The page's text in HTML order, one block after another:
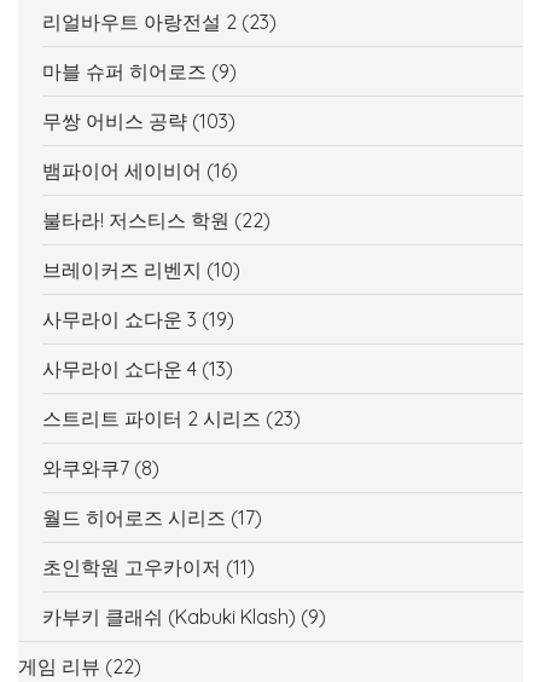
리얼바우트 아랑전설 2 (23)
마블 슈퍼 히어로즈 (9)
무쌍 어비스 공략 (103)
뱀파이어 세이비어 (16)
불타라! 저스티스 학원 (22)
브레이커즈 리벤지 (10)
사무라이 쇼다운 3 (19)
사무라이 쇼다운 4 (13)
스트리트 파이터 2 시리즈 (23)
와쿠와쿠7 (8)
월드 히어로즈 시리즈 (17)
초인학원 고우카이저 (11)
카부키 클래쉬 (Kabuki Klash) (9)
게임 리뷰 (22)